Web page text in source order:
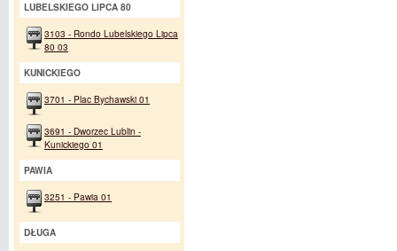
LUBELSKIEGO LIPCA 80
3103 - Rondo Lubelskiego Lipca
80 03
KUNICKIEGO
3701 - Plac Bychawski 01
3691 - Dworzec Lublin -
Kunickiego 01
PAWIA
3251 - Pawia 01
DŁUGA